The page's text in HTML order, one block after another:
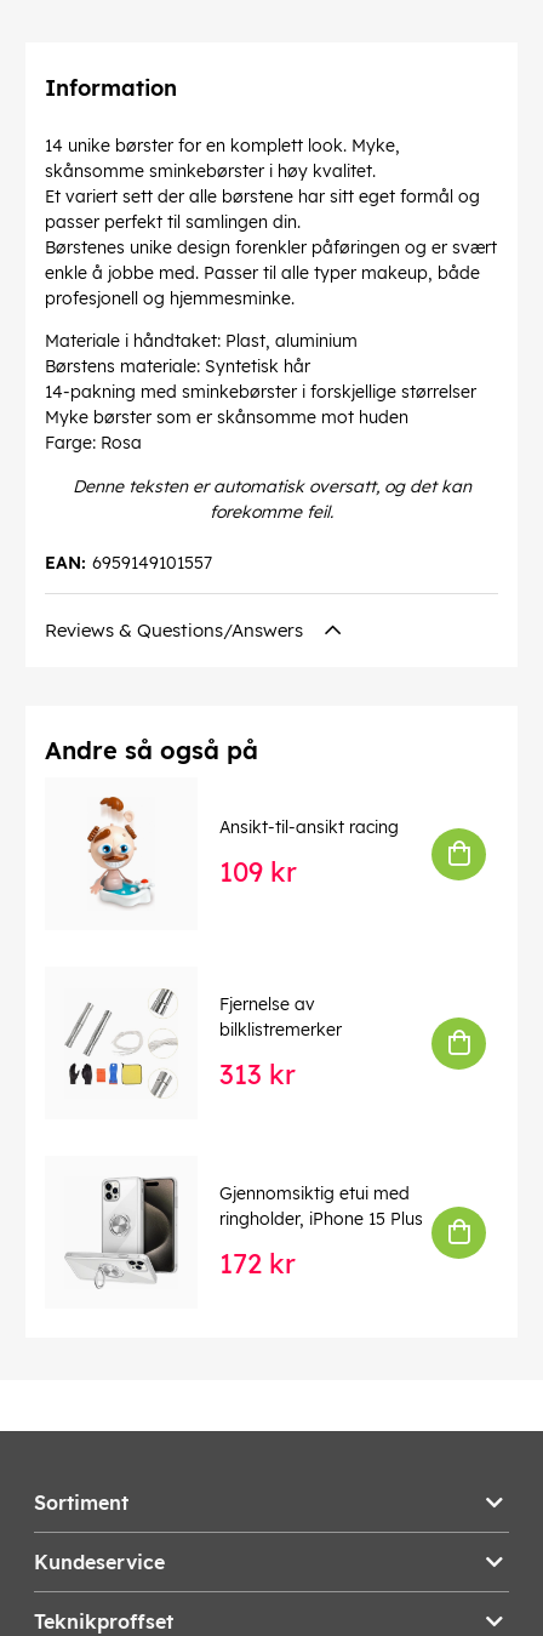
Information
14 unike børster for en komplett look. Myke,
skånsomme sminkebørster i høy kvalitet.
Et variert sett der alle børstene har sitt eget formål og
passer perfekt til samlingen din.
Børstenes unike design forenkler påføringen og er svært
enkle å jobbe med. Passer til alle typer makeup, både
profesjonell og hjemmesminke.
Materiale i håndtaket: Plast, aluminium
Børstens materiale: Syntetisk hår
14-pakning med sminkebørster i forskjellige størrelser
Myke børster som er skånsomme mot huden
Farge: Rosa
Denne teksten er automatisk oversatt, og det kan
forekomme feil.
6959149101557
EAN:
Reviews & Questions/Answers
Andre så også på
Ansikt-til-ansikt racing
109 kr
Fjernelse av
bilklistremerker
313 kr
Gjennomsiktig etui med
ringholder, iPhone 15 Plus
172 kr
Sortiment
Kundeservice
Teknikproffset